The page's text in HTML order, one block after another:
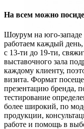
На всем можно
Шоурум на юго-
работаем каждый
с 13-ти до 19-ти,
выставочного зала
каждому клиенту,
визита. Формат
презентацию бренда,
тестирование
более широкий, по
продукции,
работе и помощь в